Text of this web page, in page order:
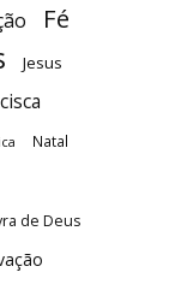
Fé
Jesus
Natal
de Deus